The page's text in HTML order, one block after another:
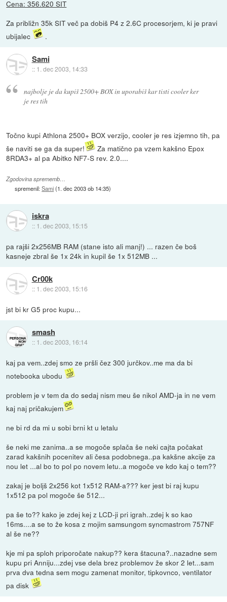
Cena: 356.620 SIT
Za približn 35k SIT več pa dobiš P4 z 2.6C procesorjem, ki je pravi
ubijalec
.
Sami
:: 1. dec 2003, 14:33
najbolje je da kupiš 2500+ BOX in uporabiš kar tisti cooler ker
je res tih
Točno kupi Athlona 2500+ BOX verzijo, cooler je res izjemno tih, pa
še naviti se ga da super!
Za matično pa vzem kakšno Epox
8RDA3+ al pa Abitko NF7-S rev. 2.0....
Zgodovina sprememb…
spremenil:Sami(1. dec 2003 ob 14:35)
iskra
:: 1. dec 2003, 15:15
pa rajši 2x256MB RAM (stane isto ali manj!) ... razen če boš
kasneje zbral še 1x 24k in kupil še 1x 512MB ...
Cr00k
:: 1. dec 2003, 15:16
jst bi kr G5 proc kupu...
smash
:: 1. dec 2003, 16:14
kaj pa vem..zdej smo ze pršli čez 300 jurčkov..me ma da bi
notebooka ubodu
problem je v tem da do sedaj nism meu še nikol AMD-ja in ne vem
kaj naj pričakujem
ne bi rd da mi u sobi brni kt u letalu
še neki me zanima..a se mogoče splača še neki cajta počakat
zarad kakšnih pocenitev ali česa podobnega..pa kakšne akcije za
nou let ...al bo to pol po novem letu..a mogoče ve kdo kaj o tem??
zakaj je boljš 2x256 kot 1x512 RAM-a??? ker jest bi raj kupu
1x512 pa pol mogoče še 512...
pa še to?? kako je zdej kej z LCD-ji pri igrah..zdej k so kao
16ms....a se to že kosa z mojim samsungom syncmastrom 757NF
al še ne??
kje mi pa sploh priporočate nakup?? kera štacuna?..nazadne sem
kupu pri Anniju...zdej vse dela brez problemov že skor 2 let...sam
prva dva tedna sem mogu zamenat monitor, tipkovnco, ventilator
pa disk